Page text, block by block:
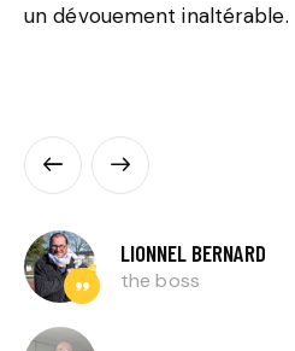
un dévouement inaltérable.
LIONNEL BERNARD
the boss